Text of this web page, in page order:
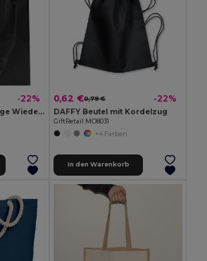
-22%
TOTECOLOR Vielseitige Wiederverwendbare Einkaufs- und Strandtasche
0,62 €0,79 € -22%
DAFFY Beutel mit Kordelzug
GiftRetail MO8031
+4 Farben
In den Warenkorb